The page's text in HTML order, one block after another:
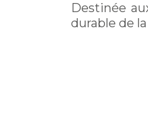
Destinée
durable de